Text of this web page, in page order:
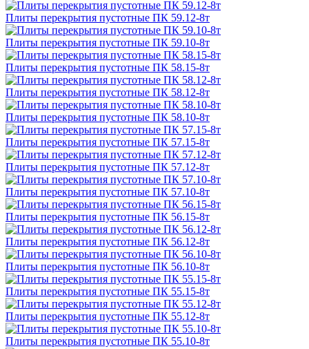
Плиты перекрытия пустотные ПК 59.12-8т
Плиты перекрытия пустотные ПК 59.10-8т
Плиты перекрытия пустотные ПК 58.15-8т
Плиты перекрытия пустотные ПК 58.12-8т
Плиты перекрытия пустотные ПК 58.10-8т
Плиты перекрытия пустотные ПК 57.15-8т
Плиты перекрытия пустотные ПК 57.12-8т
Плиты перекрытия пустотные ПК 57.10-8т
Плиты перекрытия пустотные ПК 56.15-8т
Плиты перекрытия пустотные ПК 56.12-8т
Плиты перекрытия пустотные ПК 56.10-8т
Плиты перекрытия пустотные ПК 55.15-8т
Плиты перекрытия пустотные ПК 55.12-8т
Плиты перекрытия пустотные ПК 55.10-8т